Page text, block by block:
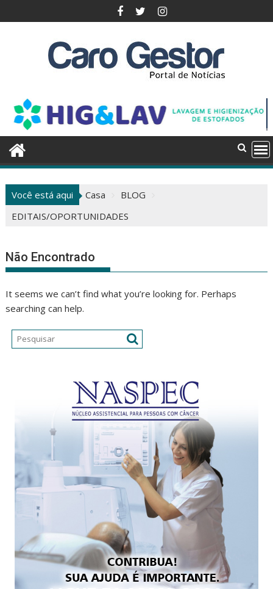
para
Você está aqui Casa
BLOG
EDITAIS/OPORTUNIDADES
Não Encontrado
It seems we can’t find what you’re looking for. Perhaps
searching can help.